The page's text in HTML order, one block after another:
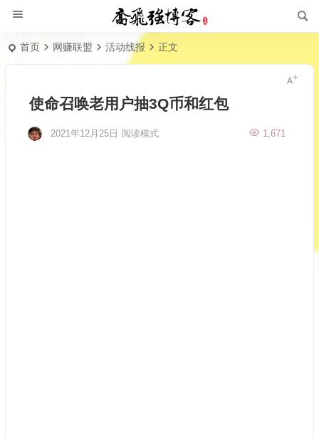
首页 网赚联盟 活动线报 正文
使命召唤老用户抽3Q币和红包
2021年12月25日 1,671
阅读模式